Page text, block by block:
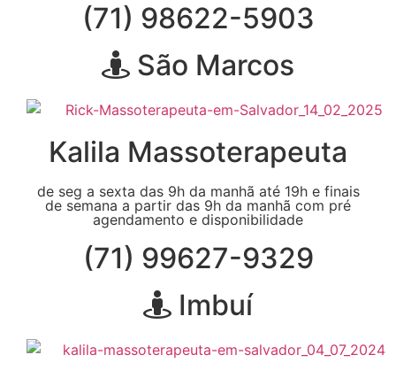
(71) 98622-5903
São Marcos
Kalila Massoterapeuta
de seg a sexta das 9h da manhã até 19h e finais
de semana a partir das 9h da manhã com pré
agendamento e disponibilidade
(71) 99627-9329
Imbuí